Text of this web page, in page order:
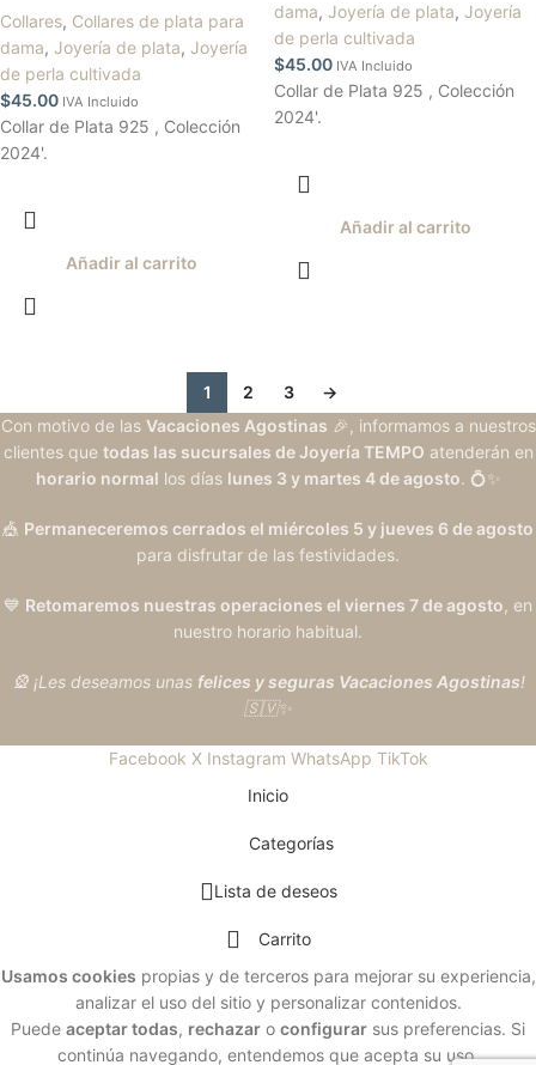
Collares, Collares de plata para
dama, Joyería de plata, Joyería
de perla cultivada
$45.00 IVA Incluido
Collar de Plata 925 , Colección
2024'.
Añadir al carrito
dama, Joyería de plata, Joyería
de perla cultivada
$45.00 IVA Incluido
Collar de Plata 925 , Colección
2024'.
Añadir al carrito
1 2 3
→
Con motivo de las Vacaciones Agostinas 🎉, informamos a nuestros
clientes que todas las sucursales de Joyería TEMPO atenderán en
horario normal los días lunes 3 y martes 4 de agosto. 💍✨
🎪 Permaneceremos cerrados el miércoles 5 y jueves 6 de agosto
para disfrutar de las festividades.
💙 Retomaremos nuestras operaciones el viernes 7 de agosto, en
nuestro horario habitual.
🎡 ¡Les deseamos unas felices y seguras Vacaciones Agostinas!
🇸🇻✨
Facebook X Instagram WhatsApp TikTok
Inicio
Categorías
Lista de deseos
Carrito
Usamos cookies propias y de terceros para mejorar su experiencia,
analizar el uso del sitio y personalizar contenidos.
Puede aceptar todas, rechazar o configurar sus preferencias. Si
continúa navegando, entendemos que acepta su uso.